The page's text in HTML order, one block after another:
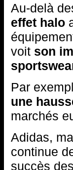
Au-delà
effet halo
voit son
Par
une
marchés
Adidas,
continue
succès